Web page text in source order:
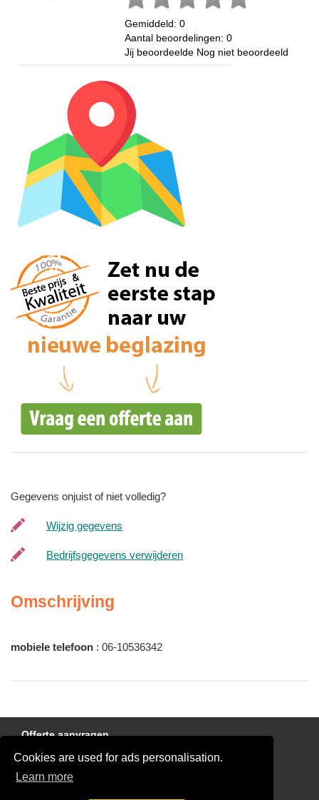
Cookies are used for ads personalisation.
Learn more
Gemiddeld: 0
Aantal beoordelingen: 0
Jij beoordeelde Nog niet beoordeeld
Gegevens onjuist of niet volledig?
Wijzig gegevens
Bedrijfsgegevens verwijderen
Omschrijving
mobiele telefoon : 06-10536342
Offerte aanvragen
Links
Disclaimer